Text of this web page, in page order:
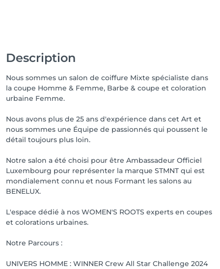
Description
Nous sommes un salon de coiffure Mixte spécialiste dans
la coupe Homme & Femme, Barbe & coupe et coloration
urbaine Femme.
Nous avons plus de 25 ans d'expérience dans cet Art et
nous sommes une Équipe de passionnés qui poussent le
détail toujours plus loin.
Notre salon a été choisi pour être Ambassadeur Officiel
Luxembourg pour représenter la marque STMNT qui est
mondialement connu et nous Formant les salons au
BENELUX.
L'espace dédié à nos WOMEN'S ROOTS experts en coupes
et colorations urbaines.
Notre Parcours :
UNIVERS HOMME : WINNER Crew All Star Challenge 2024